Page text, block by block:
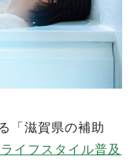
「滋賀県の補助
イフスタイル普及